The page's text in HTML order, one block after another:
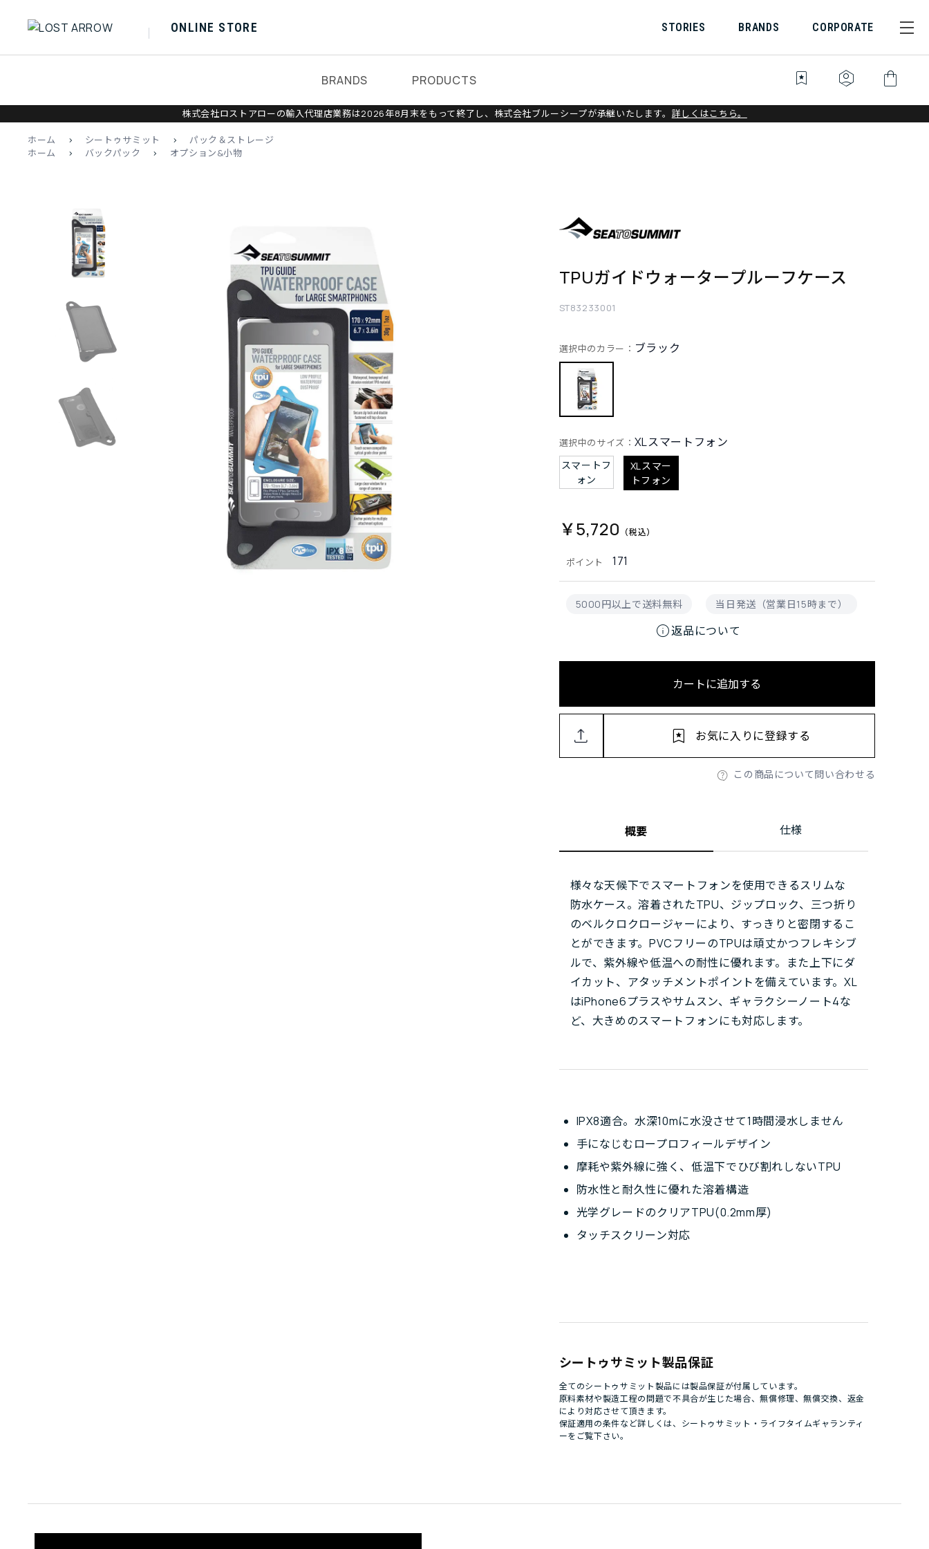
ONLINE STORE STORIES BRANDS CORPORATE
BRANDS PRODUCTS bookmark_star identity_platform shopping_bag
株式会社ロストアローの輸入代理店業務は2026年8月末をもって終了し、株式会社ブルーシープが承継いたします。 詳しくはこちら。
ホーム > シートゥサミット >
パック＆ストレージ
ホーム
> バックパック > オプション&小物
TPUガイドウォータープルーフケース
ST83233001
ポイント 171
選択中のカラー： ブラック
選択中のサイズ： XLスマートフォン
スマートフ
ォン
XLスマー
トフォン
5000円以上で送料無料 当日発送（営業日15時まで）
info返品について
￥5,720
カートに追加する
この商品について問い合わせる
お気に入りに登録する
概要 仕様
様々な天候下でスマートフォンを使用できるスリムな
防水ケース。溶着されたTPU、ジップロック、三つ折り
のベルクロクロージャーにより、すっきりと密閉するこ
とができます。PVCフリーのTPUは頑丈かつフレキシブ
ルで、紫外線や低温への耐性に優れます。また上下にダ
イカット、アタッチメントポイントを備えています。XL
はiPhone6プラスやサムスン、ギャラクシーノート4な
ど、大きめのスマートフォンにも対応します。
シートゥサミット製品保証
全てのシートゥサミット製品には製品保証が付属しています。
原料素材や製造工程の問題で不具合が生じた場合、無償修理、無償交換、返金
により対応させて頂きます。
保証適用の条件など詳しくは、 シートゥサミット・ライフタイムギャランティ
ーをご覧下さい。
IPX8適合。水深10mに水没させて1時間浸水しません
手になじむロープロフィールデザイン
摩耗や紫外線に強く、低温下でひび割れしないTPU
防水性と耐久性に優れた溶着構造
光学グレードのクリアTPU(0.2mm厚)
タッチスクリーン対応